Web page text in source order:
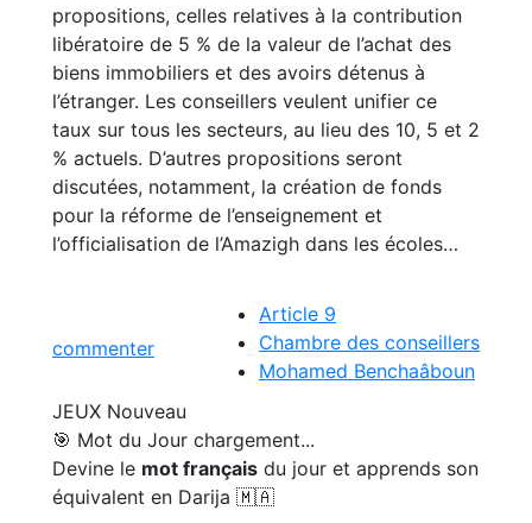
propositions, celles relatives à la contribution
libératoire de 5 % de la valeur de l’achat des
biens immobiliers et des avoirs détenus à
l’étranger. Les conseillers veulent unifier ce
taux sur tous les secteurs, au lieu des 10, 5 et 2
% actuels. D’autres propositions seront
discutées, notamment, la création de fonds
pour la réforme de l’enseignement et
l’officialisation de l’Amazigh dans les écoles…
commenter
Article 9
Chambre des conseillers
Mohamed Benchaâboun
JEUX Nouveau
🎯 Mot du Jour chargement...
Devine le mot français du jour et apprends son
équivalent en Darija 🇲🇦